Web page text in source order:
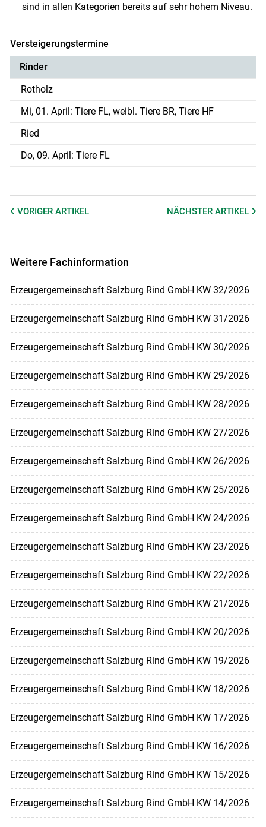
sind in allen Kategorien bereits auf sehr hohem Niveau.
Versteigerungstermine
Rinder
Rotholz
Mi, 01. April: Tiere FL, weibl. Tiere BR, Tiere HF
Ried
Do, 09. April: Tiere FL
VORIGER ARTIKEL NÄCHSTERARTIKEL
Weitere Fachinformation
Erzeugergemeinschaft Salzburg Rind GmbH KW 32/2026
Erzeugergemeinschaft Salzburg Rind GmbH KW 31/2026
Erzeugergemeinschaft Salzburg Rind GmbH KW 30/2026
Erzeugergemeinschaft Salzburg Rind GmbH KW 29/2026
Erzeugergemeinschaft Salzburg Rind GmbH KW 28/2026
Erzeugergemeinschaft Salzburg Rind GmbH KW 27/2026
Erzeugergemeinschaft Salzburg Rind GmbH KW 26/2026
Erzeugergemeinschaft Salzburg Rind GmbH KW 25/2026
Erzeugergemeinschaft Salzburg Rind GmbH KW 24/2026
Erzeugergemeinschaft Salzburg Rind GmbH KW 23/2026
Erzeugergemeinschaft Salzburg Rind GmbH KW 22/2026
Erzeugergemeinschaft Salzburg Rind GmbH KW 21/2026
Erzeugergemeinschaft Salzburg Rind GmbH KW 20/2026
Erzeugergemeinschaft Salzburg Rind GmbH KW 19/2026
Erzeugergemeinschaft Salzburg Rind GmbH KW 18/2026
Erzeugergemeinschaft Salzburg Rind GmbH KW 17/2026
Erzeugergemeinschaft Salzburg Rind GmbH KW 16/2026
Erzeugergemeinschaft Salzburg Rind GmbH KW 15/2026
Erzeugergemeinschaft Salzburg Rind GmbH KW 14/2026